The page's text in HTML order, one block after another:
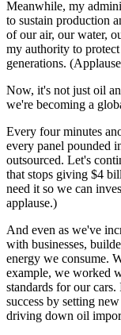
Meanwhile, my
to sustain production
of our air, our water,
my authority to
generations.
Now, it's not just oil
we're becoming a
Every four minutes
every panel pounded
outsourced. Let's
that stops giving $4
need it so we can
applause.)
And even as we've
with businesses,
energy we consume.
example, we worked
standards for our
success by setting
driving down oil